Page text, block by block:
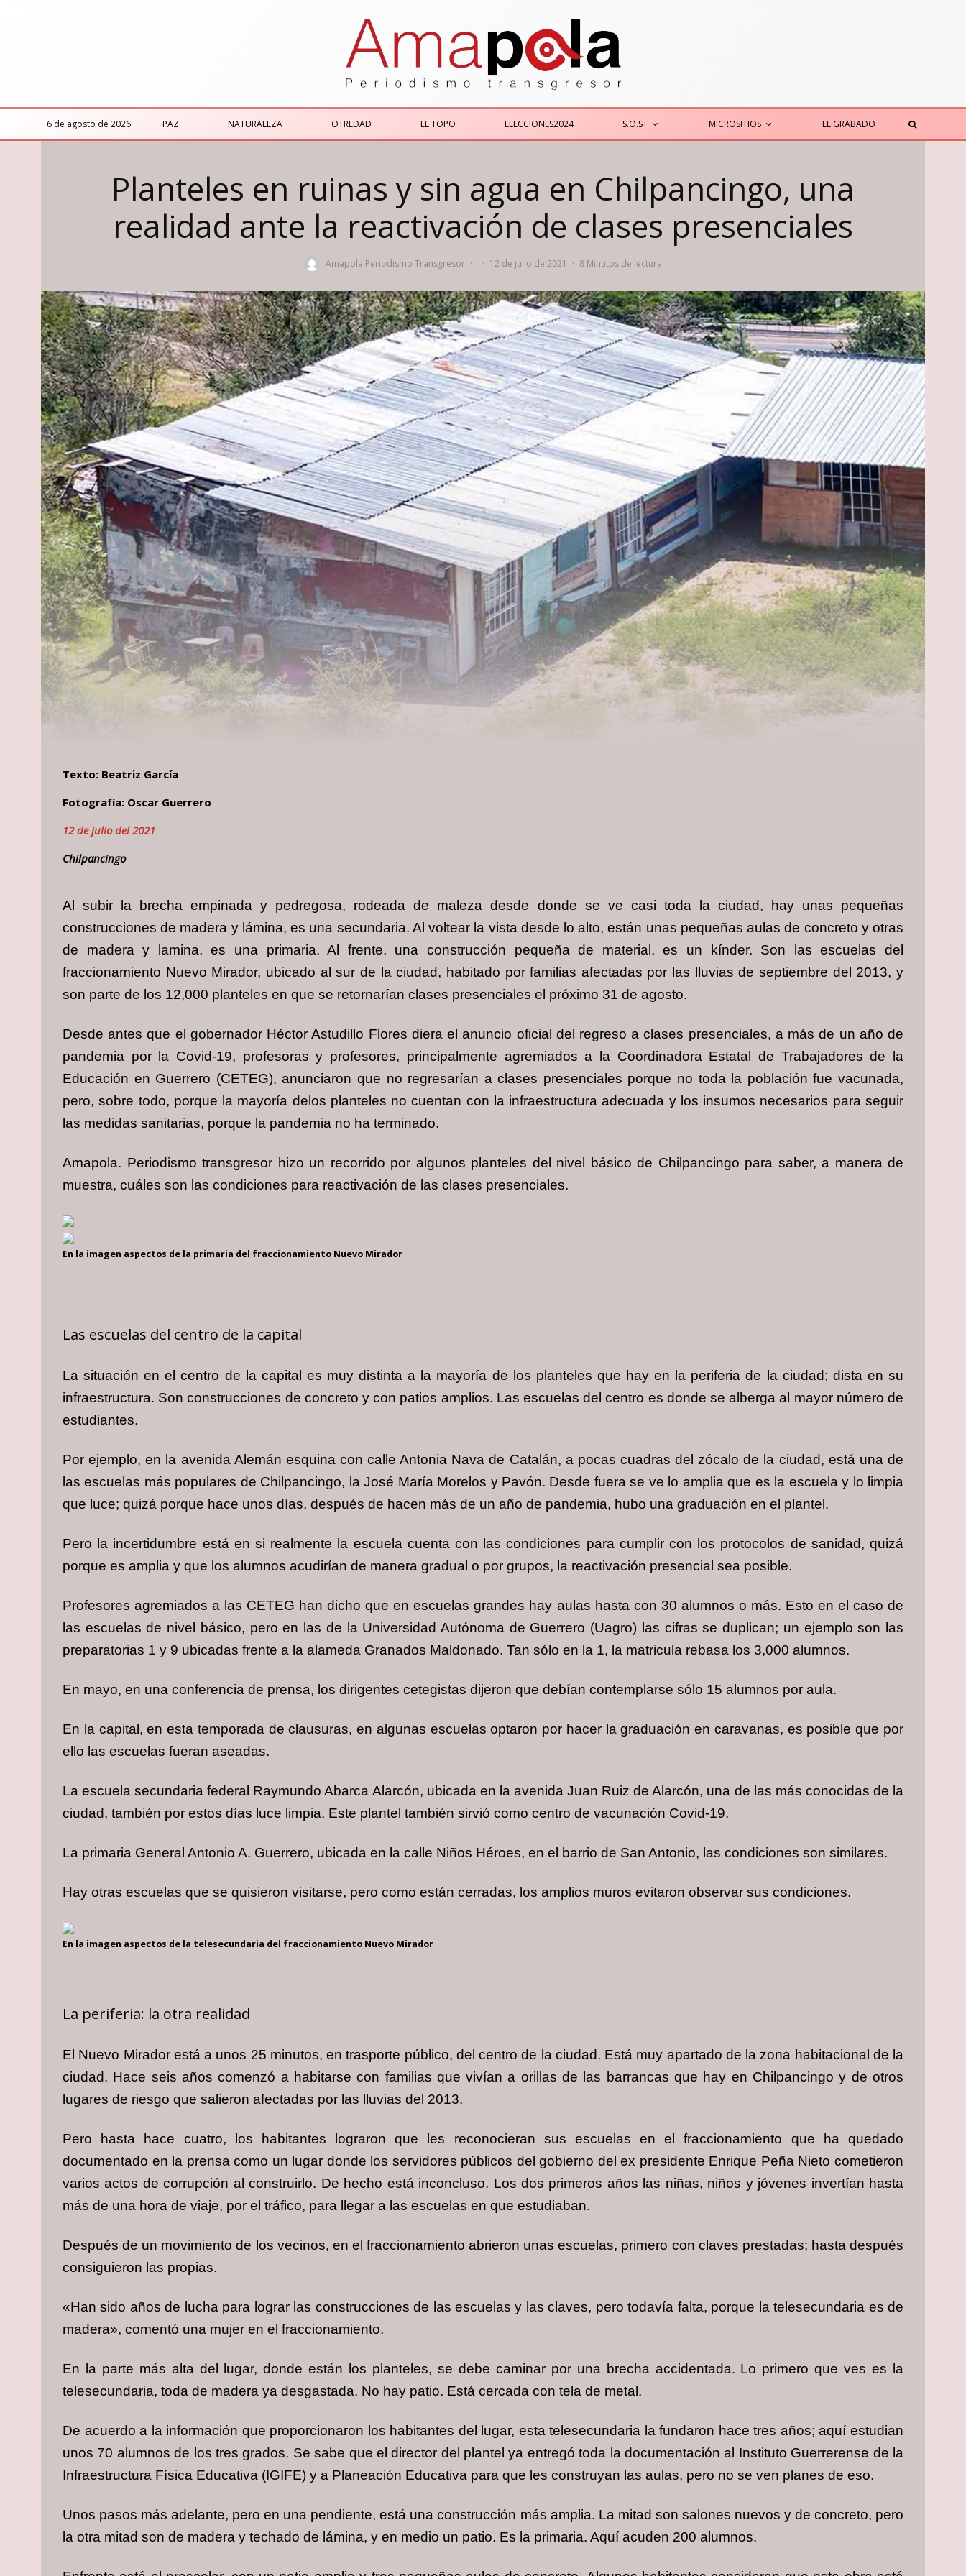
6 de agosto de 2026 PAZ NATURALEZA OTREDAD EL TOPO ELECCIONES2024 S.O.S+ MICROSITIOS EL GRABADO
Planteles en ruinas y sin agua en Chilpancingo, una
realidad ante la reactivación de clases presenciales
Amapola Periodismo Transgresor · · 12 de julio de 2021 · 8 Minutos de lectura
Texto: Beatriz García
Fotografía: Oscar Guerrero
12 de julio del 2021
Chilpancingo
Al subir la brecha empinada y pedregosa, rodeada de maleza desde donde se ve casi toda la ciudad, hay unas pequeñas
construcciones de madera y lámina, es una secundaria. Al voltear la vista desde lo alto, están unas pequeñas aulas de concreto y otras
de madera y lamina, es una primaria. Al frente, una construcción pequeña de material, es un kínder. Son las escuelas del
fraccionamiento Nuevo Mirador, ubicado al sur de la ciudad, habitado por familias afectadas por las lluvias de septiembre del 2013, y
son parte de los 12,000 planteles en que se retornarían clases presenciales el próximo 31 de agosto.
Desde antes que el gobernador Héctor Astudillo Flores diera el anuncio oficial del regreso a clases presenciales, a más de un año de
pandemia por la Covid-19, profesoras y profesores, principalmente agremiados a la Coordinadora Estatal de Trabajadores de la
Educación en Guerrero (CETEG), anunciaron que no regresarían a clases presenciales porque no toda la población fue vacunada,
pero, sobre todo, porque la mayoría delos planteles no cuentan con la infraestructura adecuada y los insumos necesarios para seguir
las medidas sanitarias, porque la pandemia no ha terminado.
Amapola. Periodismo transgresor hizo un recorrido por algunos planteles del nivel básico de Chilpancingo para saber, a manera de
muestra, cuáles son las condiciones para reactivación de las clases presenciales.
En la imagen aspectos de la primaria del fraccionamiento Nuevo Mirador
Las escuelas del centro de la capital
La situación en el centro de la capital es muy distinta a la mayoría de los planteles que hay en la periferia de la ciudad; dista en su
infraestructura. Son construcciones de concreto y con patios amplios. Las escuelas del centro es donde se alberga al mayor número de
estudiantes.
Por ejemplo, en la avenida Alemán esquina con calle Antonia Nava de Catalán, a pocas cuadras del zócalo de la ciudad, está una de
las escuelas más populares de Chilpancingo, la José María Morelos y Pavón. Desde fuera se ve lo amplia que es la escuela y lo limpia
que luce; quizá porque hace unos días, después de hacen más de un año de pandemia, hubo una graduación en el plantel.
Pero la incertidumbre está en si realmente la escuela cuenta con las condiciones para cumplir con los protocolos de sanidad, quizá
porque es amplia y que los alumnos acudirían de manera gradual o por grupos, la reactivación presencial sea posible.
Profesores agremiados a las CETEG han dicho que en escuelas grandes hay aulas hasta con 30 alumnos o más. Esto en el caso de
las escuelas de nivel básico, pero en las de la Universidad Autónoma de Guerrero (Uagro) las cifras se duplican; un ejemplo son las
preparatorias 1 y 9 ubicadas frente a la alameda Granados Maldonado. Tan sólo en la 1, la matricula rebasa los 3,000 alumnos.
En mayo, en una conferencia de prensa, los dirigentes cetegistas dijeron que debían contemplarse sólo 15 alumnos por aula.
En la capital, en esta temporada de clausuras, en algunas escuelas optaron por hacer la graduación en caravanas, es posible que por
ello las escuelas fueran aseadas.
La escuela secundaria federal Raymundo Abarca Alarcón, ubicada en la avenida Juan Ruiz de Alarcón, una de las más conocidas de la
ciudad, también por estos días luce limpia. Este plantel también sirvió como centro de vacunación Covid-19.
La primaria General Antonio A. Guerrero, ubicada en la calle Niños Héroes, en el barrio de San Antonio, las condiciones son similares.
Hay otras escuelas que se quisieron visitarse, pero como están cerradas, los amplios muros evitaron observar sus condiciones.
En la imagen aspectos de la telesecundaria del fraccionamiento Nuevo Mirador
La periferia: la otra realidad
El Nuevo Mirador está a unos 25 minutos, en trasporte público, del centro de la ciudad. Está muy apartado de la zona habitacional de la
ciudad. Hace seis años comenzó a habitarse con familias que vivían a orillas de las barrancas que hay en Chilpancingo y de otros
lugares de riesgo que salieron afectadas por las lluvias del 2013.
Pero hasta hace cuatro, los habitantes lograron que les reconocieran sus escuelas en el fraccionamiento que ha quedado
documentado en la prensa como un lugar donde los servidores públicos del gobierno del ex presidente Enrique Peña Nieto cometieron
varios actos de corrupción al construirlo. De hecho está inconcluso. Los dos primeros años las niñas, niños y jóvenes invertían hasta
más de una hora de viaje, por el tráfico, para llegar a las escuelas en que estudiaban.
Después de un movimiento de los vecinos, en el fraccionamiento abrieron unas escuelas, primero con claves prestadas; hasta después
consiguieron las propias.
«Han sido años de lucha para lograr las construcciones de las escuelas y las claves, pero todavía falta, porque la telesecundaria es de
madera», comentó una mujer en el fraccionamiento.
En la parte más alta del lugar, donde están los planteles, se debe caminar por una brecha accidentada. Lo primero que ves es la
telesecundaria, toda de madera ya desgastada. No hay patio. Está cercada con tela de metal.
De acuerdo a la información que proporcionaron los habitantes del lugar, esta telesecundaria la fundaron hace tres años; aquí estudian
unos 70 alumnos de los tres grados. Se sabe que el director del plantel ya entregó toda la documentación al Instituto Guerrerense de la
Infraestructura Física Educativa (IGIFE) y a Planeación Educativa para que les construyan las aulas, pero no se ven planes de eso.
Unos pasos más adelante, pero en una pendiente, está una construcción más amplia. La mitad son salones nuevos y de concreto, pero
la otra mitad son de madera y techado de lámina, y en medio un patio. Es la primaria. Aquí acuden 200 alumnos.